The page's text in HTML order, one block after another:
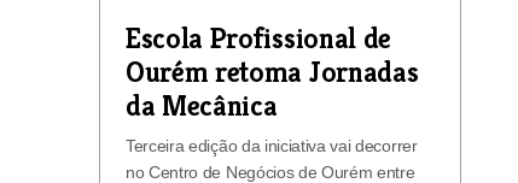
Escola Profissional de
Ourém retoma Jornadas
da Mecânica
Terceira edição da iniciativa vai decorrer
no Centro de Negócios de Ourém entre